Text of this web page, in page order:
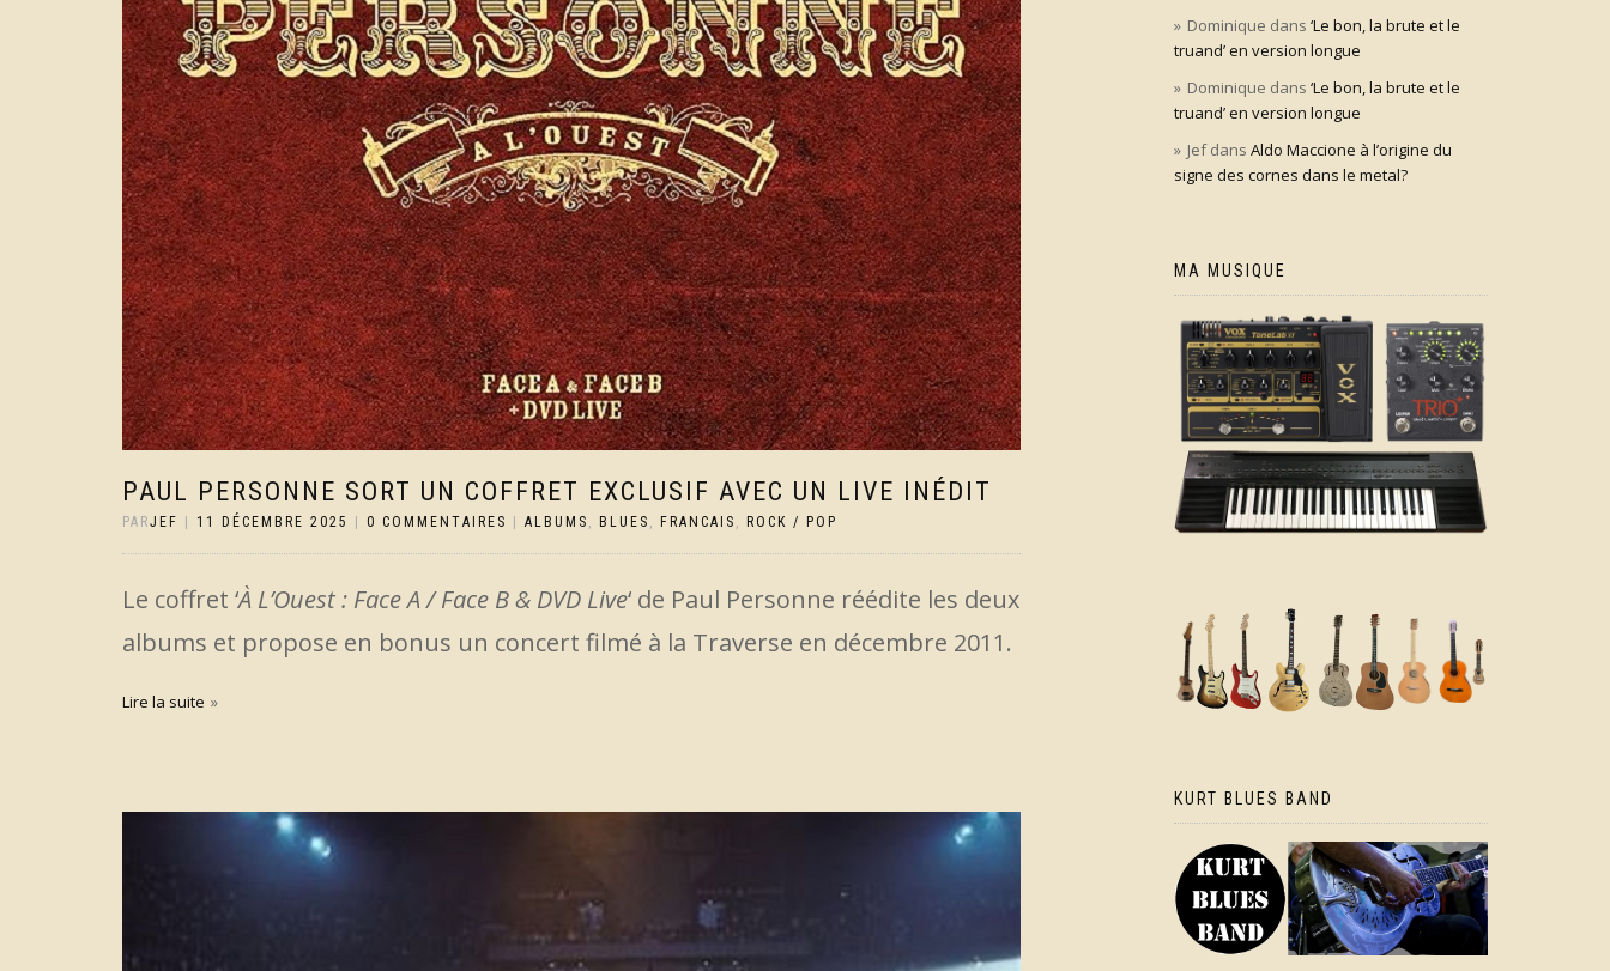
PAUL PERSONNE SORT UN COFFRET EXCLUSIF AVEC UN LIVE INÉDIT
PARJEF 11 DÉCEMBRE 2025 0 COMMENTAIRES ALBUMS , BLUES , FRANCAIS , ROCK / POP
Le coffret ‘À L’Ouest : Face A / Face B & DVD Live‘ de Paul Personne réédite les deux
albums et propose en bonus un concert filmé à la Traverse en décembre 2011.
Lire la suite
Dominique dans ‘Le bon, la brute et le
truand’ en version longue
Dominique dans ‘Le bon, la brute et le
truand’ en version longue
Jefdans Aldo Maccione à l’origine du
signe des cornes dans le metal?
MA MUSIQUE
KURT BLUES BAND